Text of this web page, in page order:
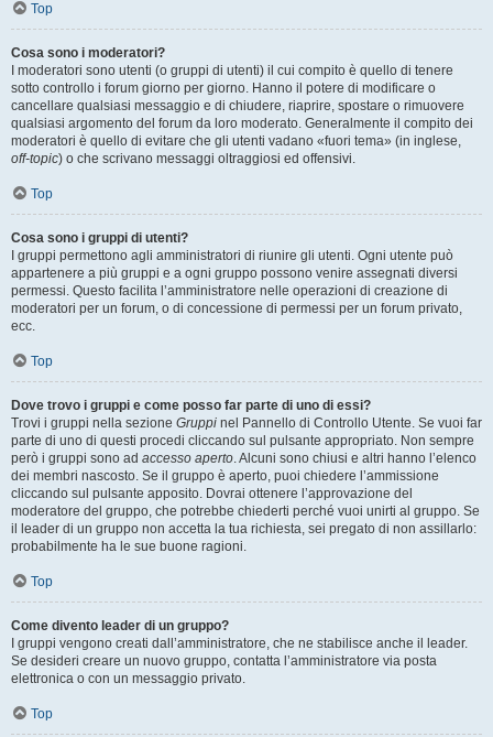
Top
Cosa sono i moderatori?
I moderatori sono utenti (o gruppi di utenti) il cui compito è quello di tenere
sotto controllo i forum giorno per giorno. Hanno il potere di modificare o
cancellare qualsiasi messaggio e di chiudere, riaprire, spostare o rimuovere
qualsiasi argomento del forum da loro moderato. Generalmente il compito dei
moderatori è quello di evitare che gli utenti vadano «fuori tema» (in inglese,
off-topic) o che scrivano messaggi oltraggiosi ed offensivi.
Top
Cosa sono i gruppi di utenti?
I gruppi permettono agli amministratori di riunire gli utenti. Ogni utente può
appartenere a più gruppi e a ogni gruppo possono venire assegnati diversi
permessi. Questo facilita l’amministratore nelle operazioni di creazione di
moderatori per un forum, o di concessione di permessi per un forum privato,
ecc.
Top
Dove trovo i gruppi e come posso far parte di uno di essi?
Trovi i gruppi nella sezione Gruppi nel Pannello di Controllo Utente. Se vuoi far
parte di uno di questi procedi cliccando sul pulsante appropriato. Non sempre
però i gruppi sono ad accesso aperto. Alcuni sono chiusi e altri hanno l’elenco
dei membri nascosto. Se il gruppo è aperto, puoi chiedere l’ammissione
cliccando sul pulsante apposito. Dovrai ottenere l’approvazione del
moderatore del gruppo, che potrebbe chiederti perché vuoi unirti al gruppo. Se
il leader di un gruppo non accetta la tua richiesta, sei pregato di non assillarlo:
probabilmente ha le sue buone ragioni.
Top
Come divento leader di un gruppo?
I gruppi vengono creati dall’amministratore, che ne stabilisce anche il leader.
Se desideri creare un nuovo gruppo, contatta l’amministratore via posta
elettronica o con un messaggio privato.
Top